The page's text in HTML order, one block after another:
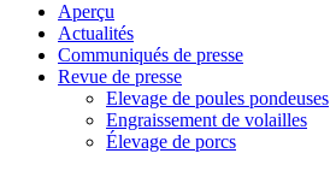
Aperçu
Actualités
Communiqués de presse
Revue de presse
Elevage de poules pondeuses
Engraissement de volailles
Élevage de porcs